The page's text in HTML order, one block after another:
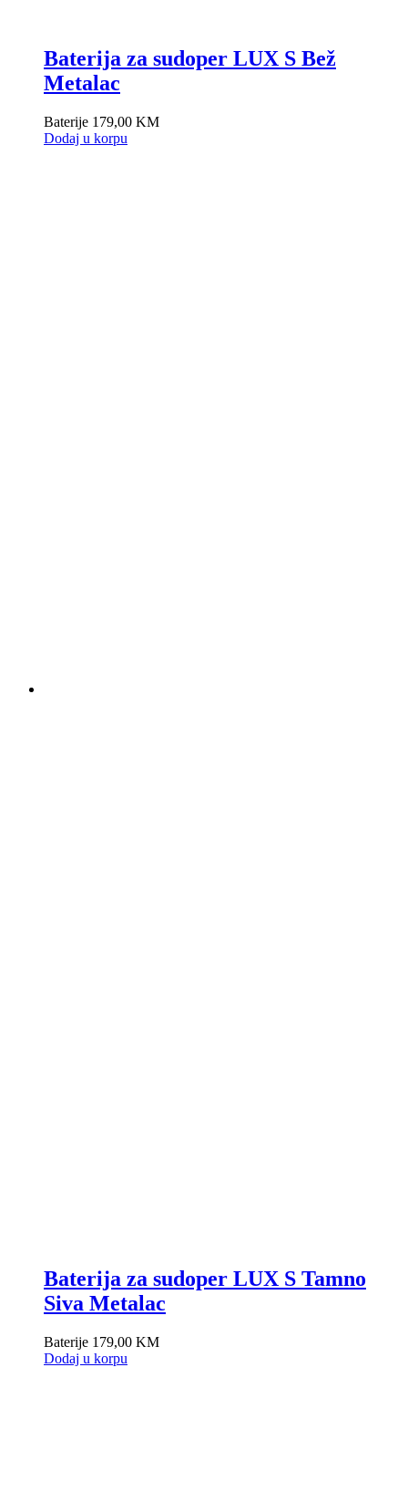
Baterija za sudoper LUX S Bež
Metalac
Baterije 179,00 KM
Dodaj u korpu
Baterija za sudoper LUX S Tamno
Siva Metalac
Baterije 179,00 KM
Dodaj u korpu